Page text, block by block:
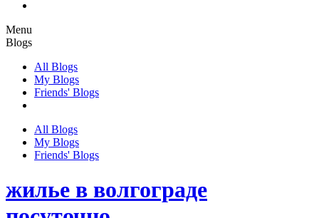
Menu
Blogs
All Blogs
My Blogs
Friends' Blogs
All Blogs
My Blogs
Friends' Blogs
жилье в волгограде